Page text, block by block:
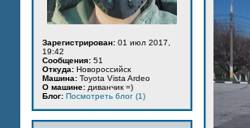
Зарегистрирован: 01 июл 2017,
19:42
Сообщения: 51
Откуда: Новороссийск
Машина: Toyota Vista Ardeo
О машине: диванчик =)
Блог: Посмотреть блог (1)